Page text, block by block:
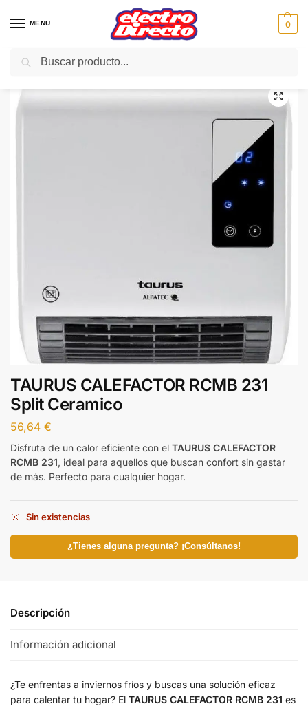
MENU 0
Inicio Climatización / Calefactores
TAURUS CALEFACTOR RCMB 231
Split Ceramico
56,64 €
Disfruta de un calor eficiente con el TAURUS CALEFACTOR
RCMB 231, ideal para aquellos que buscan confort sin gastar
de más. Perfecto para cualquier hogar.
Sin existencias
¿Tienes alguna pregunta? ¡Consúltanos!
Descripción
Información adicional
¿Te enfrentas a inviernos fríos y buscas una solución eficaz
para calentar tu hogar? El TAURUS CALEFACTOR RCMB 231 es